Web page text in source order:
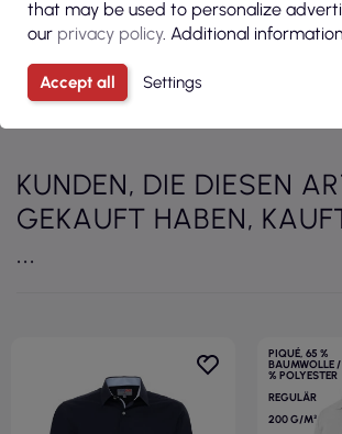
Alle Produkte der
KUNDEN, DIE DIESEN
GEKAUFT HABEN,
...
PIQUÉ, 65 %
BAUMWOLLE /
% POLYESTER
REGULÄR
200 G/M²
that may be used to personalize
our privacy policy. Additional information
Accept all Settings